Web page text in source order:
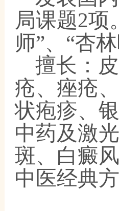
局课题2项
师”、“杏
擅长：
疮、痤疮
状疱疹、
中药及激
斑、白癜
中医经典